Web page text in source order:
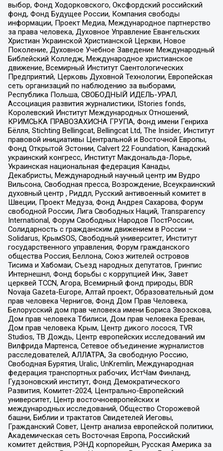
выбор, Фонд Ходорковского, Оксфордский российский
фонд, Фонд Будущее России, Компания свободы
информации, Проект Медиа, Международное партнерство
за права человека, Духовное Управление Евангельских
Христиан Украинской Христианской Церкви, Новое
Поколение, Духовное Учебное Заведение Международный
Библейский Колледж, Международное христианское
движение, Всемирный Институт Саентологических
Предприятий, Церковь Духовной Технологии, Европейская
сеть организаций по наблюдению за выборами,
Республика Польша, СВОБОДНЫЙ ИДЕЛЬ-УРАЛ,
Ассоциация развития журналистики, IStories fonds,
Королевский Институт Международных Отношений,
КРИМСЬКА ПРАВОЗАХИСНА ГРУПА, Фонд имени Генриха
Бёлля, Stichting Bellingcat, Bellingcat Ltd, The Insider, Институт
правовой инициативы Центральной и Восточной Европы,
Фонд Открытой Эстонии, Calvert 22 Foundation, Канадский
украинский конгресс, Институт Макдональда-Лорье,
Украинская национальная федерация Канады,
Декабристы, Международный научный центр им Вудро
Вильсона, Свободная пресса, Возрождение, Всеукраинский
духовный центр , Риддл, Русский антивоенный комитет в
Швеции, Проект Медуза, Фонд Андрея Сахарова, Форум
свободной России, Лига Свободных Наций, Transparеncy
International, Форум Свободных Народов ПостРоссии,
Солидарность с гражданским движением в России –
Solidarus, КрымSOS, Свободный университет, Институт
государственного управления, Форум гражданского
общества Россия, Беллона, Союз жителей островов
Тисима и Хабомаи, Съезд народных депутатов, Гринпис
Интернешнл, Фонд борьбы с коррупцией Инк, Завет
церквей TCCN, Агора, Всемирный фонд природы, BDR
Novaja Gazeta-Europe, Алтай проект, Образовательный дом
прав человека Чернигов, Фонд Дом Прав Человека,
Белорусский дом прав человека имени Бориса Звозскова,
Дом прав человека Тбилиси, Дом прав человека Ереван,
Дом прав человека Крым, Центр дикого лосося, TVR
Studios, ТВ Дождь, Центр европейских исследований им
Вилфрида Мартенса, Сетевое объединение журналистов
расследователей, АЛЛАТРА, За свободную Россию,
Свободная Бурятия, Uralic, UnKremlin, Международная
федерация транспортных рабочих, ИстЧам Финланд,
Гудзоновский институт, Фонд Демократического
Развития, Комитет-2024, Центрально-Европейский
университет, Центр восточноевропейских и
международных исследований, Общество Сторожевой
башни, Библии и трактатов Свидетелей Иеговы,
Гражданский Совет, Центр анализа европейской политики,
Академическая сеть Восточная Европа, Российский
комитет действия, РЭНД корпорейшн, Русская Америка за